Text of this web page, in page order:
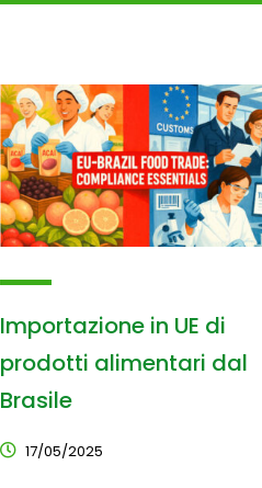
Importazione in UE di
prodotti alimentari dal
Brasile
17/05/2025